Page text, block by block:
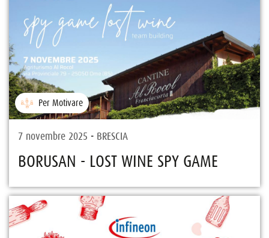
Per Motivare
7 novembre 2025 - BRESCIA
BORUSAN - LOST WINE SPY GAME